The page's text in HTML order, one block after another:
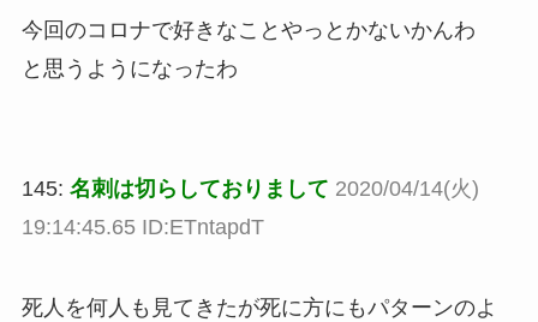
今回のコロナで好きなことやっとかないかんわ
と思うようになったわ
145: 名刺は切らしておりまして 2020/04/14(火)
19:14:45.65 ID:ETntapdT
死人を何人も見てきたが死に方にもパターンのよ